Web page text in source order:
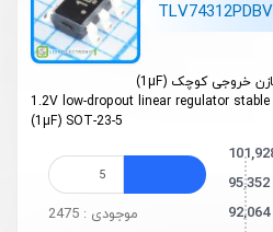
1.2V low-dropout linear regulator
(1µF) SOT-23-5
موجودی : 2475